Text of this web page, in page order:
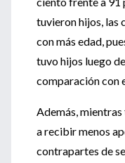
tuvieron hijos, las
con más edad,
tuvo hijos luego
comparación con
Además,
a recibir menos
contrapartes de